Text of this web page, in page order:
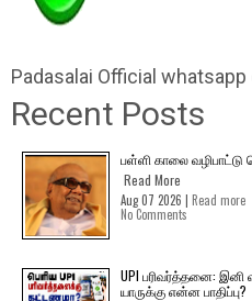
Padasalai Official
Recent Posts
பள்ளி காலை வழிபாட்டு
Read More
Aug 07 2026 | Read more
No Comments
UPI பரிவர்த்தனை:
யாருக்கு என்ன பாதிப்பு?